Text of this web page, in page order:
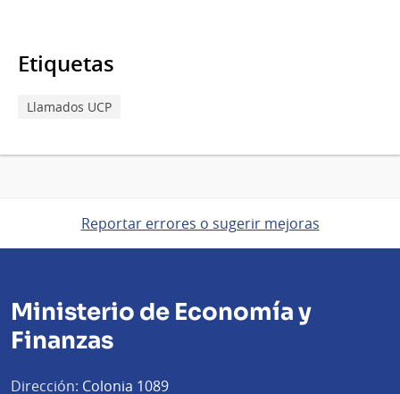
Etiquetas
Llamados UCP
Reportar errores o sugerir mejoras
Ministerio de Economía y
Finanzas
Dirección: Colonia 1089